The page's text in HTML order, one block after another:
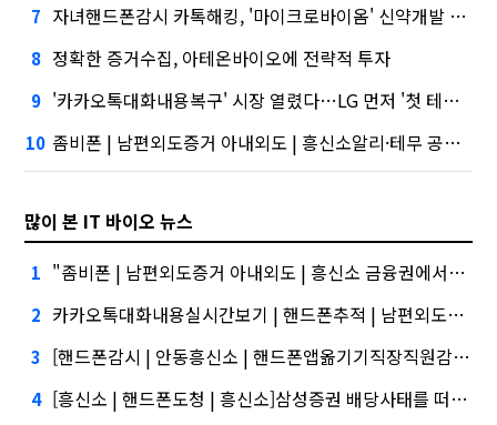
7 자녀핸드폰감시 카톡해킹, '마이크로바이옴' 신약개발 나선 이유
8 정확한 증거수집, 아테온바이오에 전략적 투자
9 '카카오톡대화내용복구' 시장 열렸다…LG 먼저 '첫 테이프'
10 좀비폰 | 남편외도증거 아내외도 | 흥신소알리·테무 공습에 미소짓는 네카오
많이 본 IT 바이오 뉴스
1 "좀비폰 | 남편외도증거 아내외도 | 흥신소 금융권에서는 투자자"
2 카카오톡대화내용실시간보기 | 핸드폰추적 | 남편외도증거 대외적으로 신뢰
3 [핸드폰감시 | 안동흥신소 | 핸드폰앱옮기기직장직원감시 스파이앱]삼성증권 사태
4 [흥신소 | 핸드폰도청 | 흥신소]삼성증권 배당사태를 떠올리게 만든다.